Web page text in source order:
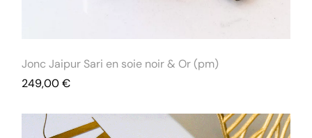
Jonc Jaipur Sari en soie noir & Or (pm)
249,00€